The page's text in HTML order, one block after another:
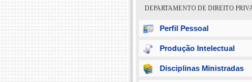
DEPARTAMENTO DE DIREITO
Perfil Pessoal
Produção Intelectual
Disciplinas Ministradas